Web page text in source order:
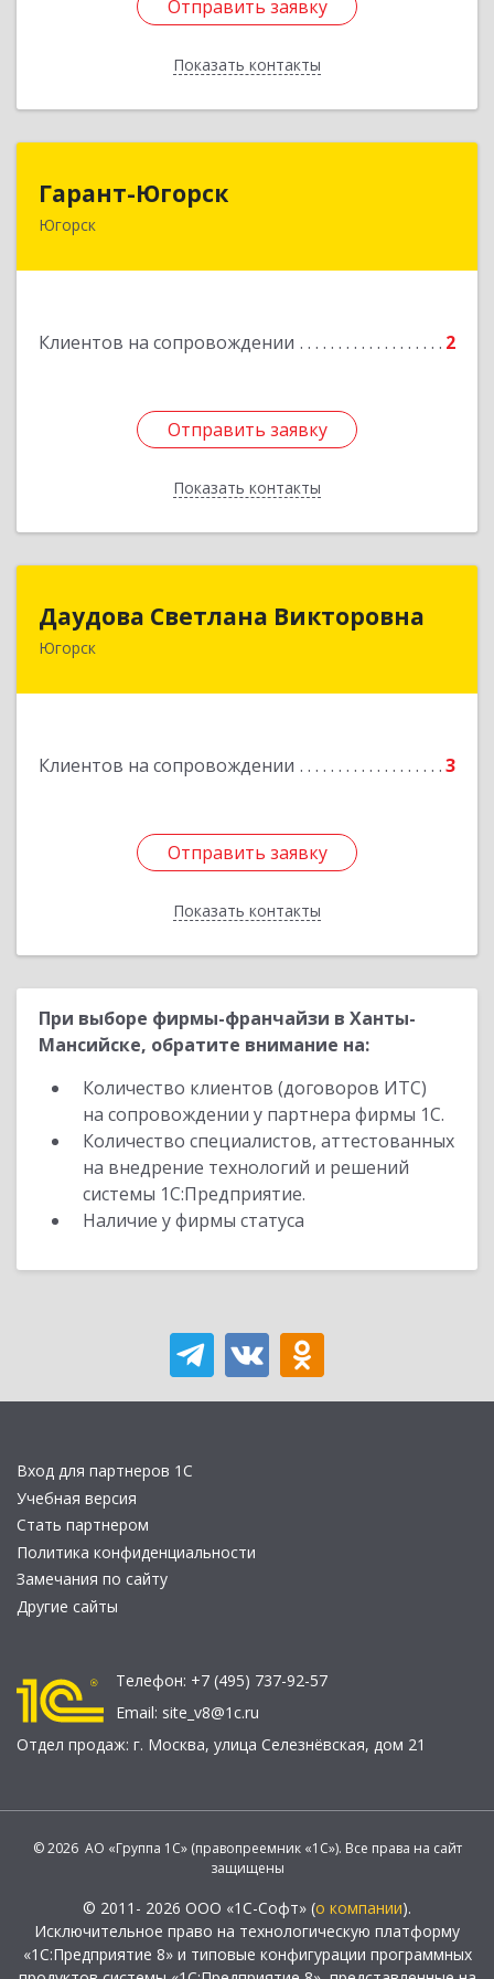
Отправить заявку
Показать контакты
Отправить заявку
Назад
Гарант-Югорск
Югорск
Клиентов на сопровождении 2
Отправить заявку
Показать контакты
628260, Ханты-Мансийский Автономный округ
Отправить заявку
Назад
Даудова Светлана Викторовна
Югорск
Клиентов на сопровождении 3
Отправить заявку
Показать контакты
Отправить заявку
Назад
При выборе фирмы-франчайзи в Ханты-
Мансийске, обратите внимание на:
Количество клиентов (договоров ИТС)
на сопровождении у партнера фирмы 1С.
Количество специалистов, аттестованных
на внедрение технологий и решений
системы 1С:Предприятие.
Наличие у фирмы статуса
Вход для партнеров 1С
Учебная версия
Стать партнером
Политика конфиденциальности
Замечания по сайту
Другие сайты
Телефон: +7 (495) 737-92-57
Email: site_v8@1c.ru
Отдел продаж: г. Москва, улица Селезнёвская, дом 21
© 2026 АО «Группа 1С» (правопреемник «1С»). Все права на сайт
защищены
© 2011- 2026 ООО «1С-Софт» (о компании).
Исключительное право на технологическую платформу
«1С:Предприятие 8» и типовые конфигурации программных